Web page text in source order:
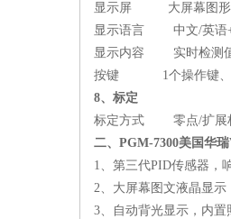
显示屏 大屏幕图形
显示语言 中文/英语
显示内容 实时检测值
按键 1个操作键、2
8、标定
标定方式 零点/扩展
二、 PGM-7300美国华
1、第三代PID传感器，
2、大屏幕图文液晶显示
3、自动背光显示，内